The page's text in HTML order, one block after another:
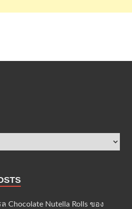
Chocolate Nutella Rolls ของ